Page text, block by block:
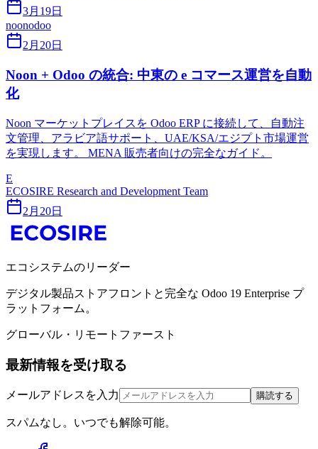
3月19日
noonodoo
2月20日
Noon + Odoo の統合: 中東の e コマース運営を自動
化
Noon マーケットプレイスを Odoo ERP に接続して、自動注
文管理、アラビア語サポート、UAE/KSA/エジプト市場運営
を実現します。 MENA 販売者向けの完全なガイド。
E
ECOSIRE Research and Development Team
2月20日
エコシステムのリーダー
デジタル製品ストアフロントと完全な Odoo 19 Enterprise プ
ラットフォーム。
グローバル・リモートファースト
最新情報を受け取る
メールアドレスを入力 購読する
スパムなし。いつでも解除可能。